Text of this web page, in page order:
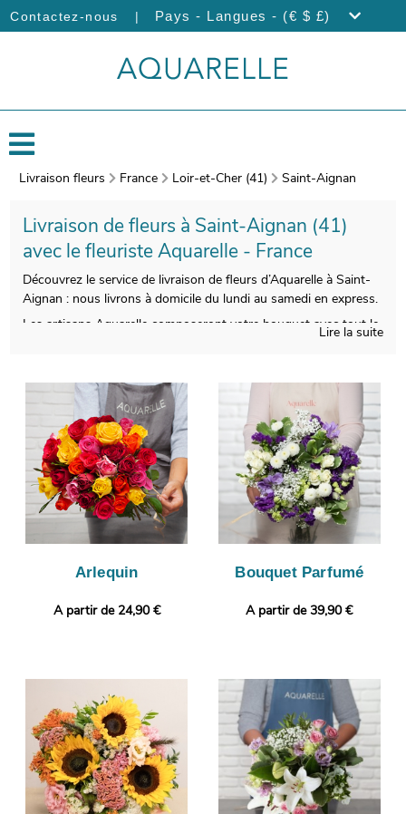
Contactez-nous | Pays - Langues - (€ $ £)
Livraison fleurs France Loir-et-Cher (41) Saint-Aignan
Livraison de fleurs à Saint-Aignan (41)
avec le fleuriste Aquarelle - France
Découvrez le service de livraison de fleurs d’Aquarelle à Saint-
Aignan : nous livrons à domicile du lundi au samedi en express.
Les artisans Aquarelle composeront votre bouquet avec tout le
une photo de votre composition sera prise. Vous pourrez
recevoir ensuite cette image par e-mail de manière à ce que
vous puissiez vous assurer que le bouquet qui a été réalisé par
nos soins correspond à celui que vous avez sélectionné.
Finalement, il sera livré dans les meilleurs délais à Saint-Aignan.
Envie de sortir des sentiers battus ? Sans frais supplémentaire,
vous pourrez ajouter une photo ou un message à votre
commande.
Lire la suite
Arlequin
A partir de 24,90 €
Bouquet Parfumé
A partir de 39,90 €